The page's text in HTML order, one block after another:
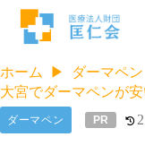
ホーム
ダーマペン
大宮でダーマペンが
ダーマペン PR